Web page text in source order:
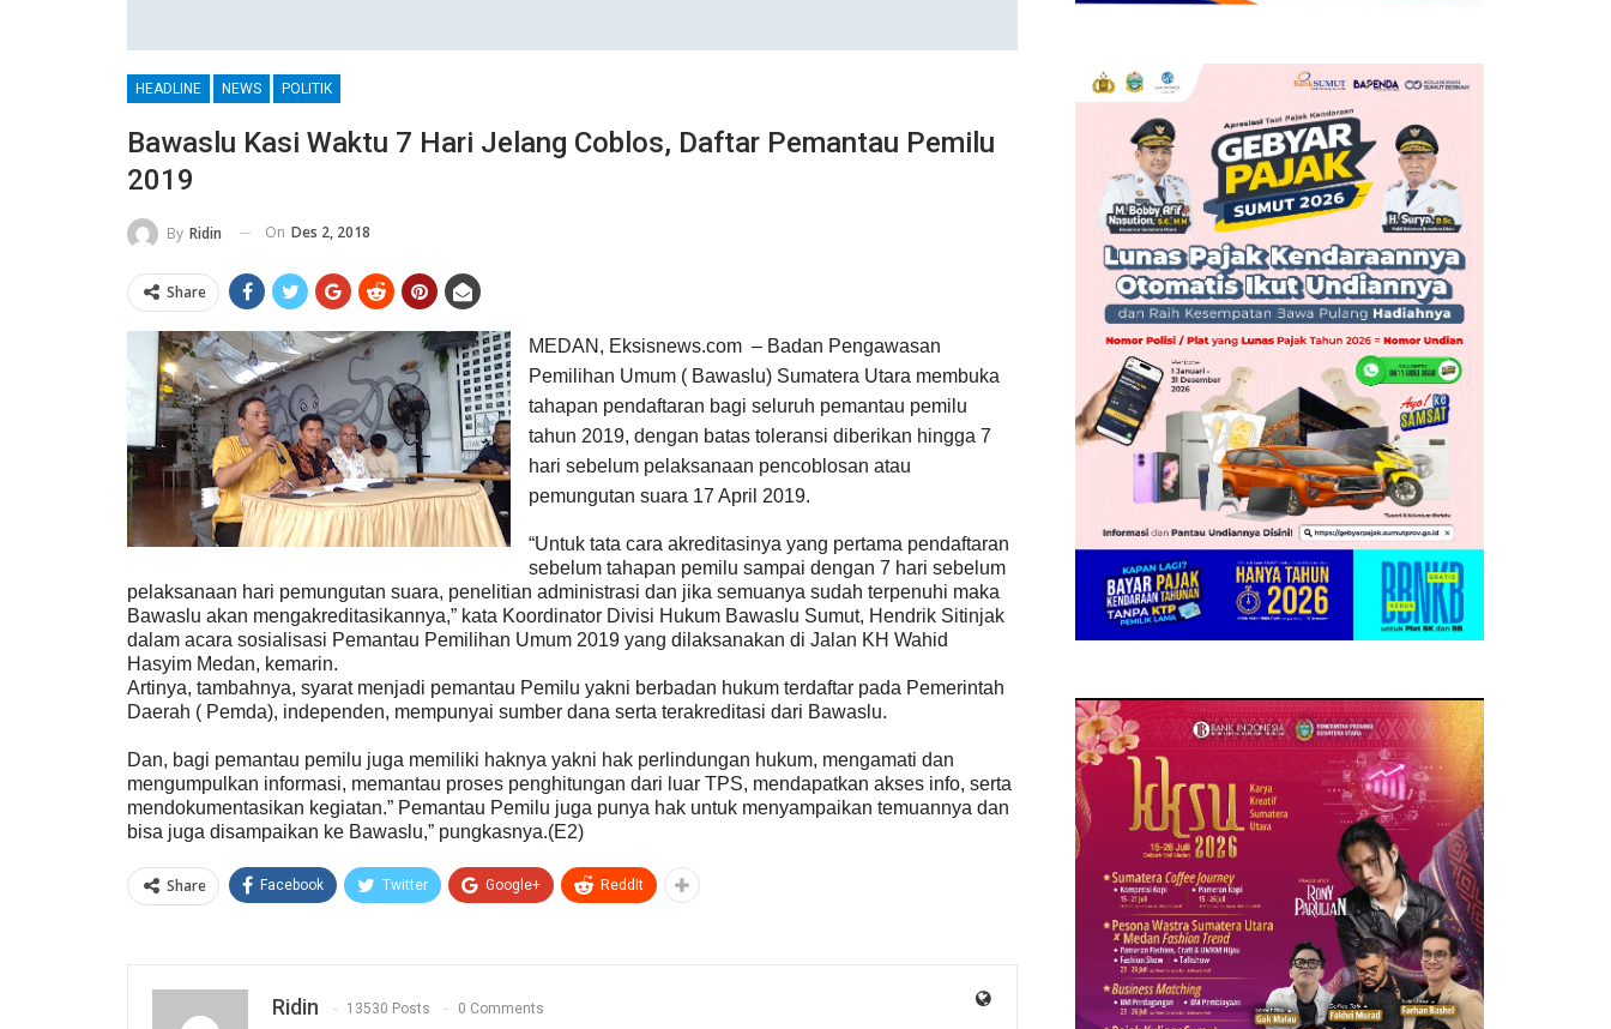
HEADLINE NEWS POLITIK
Bawaslu Kasi Waktu 7 Hari Jelang Coblos, Daftar Pemantau Pemilu
2019
By Ridin On Des 2, 2018
Share
MEDAN, Eksisnews.com – Badan Pengawasan
Pemilihan Umum ( Bawaslu) Sumatera Utara membuka
tahapan pendaftaran bagi seluruh pemantau pemilu
tahun 2019, dengan batas toleransi diberikan hingga 7
hari sebelum pelaksanaan pencoblosan atau
pemungutan suara 17 April 2019.
“Untuk tata cara akreditasinya yang pertama pendaftaran
sebelum tahapan pemilu sampai dengan 7 hari sebelum
pelaksanaan hari pemungutan suara, penelitian administrasi dan jika semuanya sudah terpenuhi maka
Bawaslu akan mengakreditasikannya,” kata Koordinator Divisi Hukum Bawaslu Sumut, Hendrik Sitinjak
dalam acara sosialisasi Pemantau Pemilihan Umum 2019 yang dilaksanakan di Jalan KH Wahid
Hasyim Medan, kemarin.
Artinya, tambahnya, syarat menjadi pemantau Pemilu yakni berbadan hukum terdaftar pada Pemerintah
Daerah ( Pemda), independen, mempunyai sumber dana serta terakreditasi dari Bawaslu.
Dan, bagi pemantau pemilu juga memiliki haknya yakni hak perlindungan hukum, mengamati dan
mengumpulkan informasi, memantau proses penghitungan dari luar TPS, mendapatkan akses info, serta
mendokumentasikan kegiatan.” Pemantau Pemilu juga punya hak untuk menyampaikan temuannya dan
bisa juga disampaikan ke Bawaslu,” pungkasnya.(E2)
Share Facebook Twitter Google+ ReddIt
Ridin 13530 Posts 0 Comments